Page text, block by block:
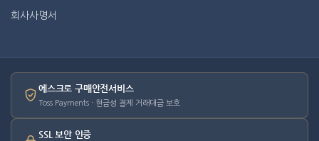
회사사명서
에스크로 구매안전서비스
Toss Payments · 현금성 결제 거래대금 보호
SSL 보안 인증